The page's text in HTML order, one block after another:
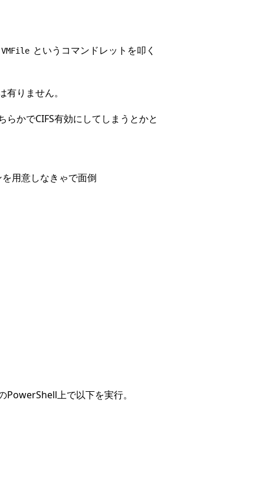
というコマンドレットを叩く
りません。
かでCIFS有効にしてしまうとかと
用意しなきゃで面倒
上で以下を実行。